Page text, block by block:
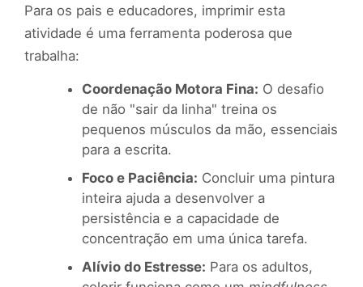
Para os pais e educadores, imprimir esta
atividade é uma ferramenta poderosa que
trabalha:
Coordenação Motora Fina: O desafio
de não "sair da linha" treina os
pequenos músculos da mão, essenciais
para a escrita.
Foco e Paciência: Concluir uma pintura
inteira ajuda a desenvolver a
persistência e a capacidade de
concentração em uma única tarefa.
Alívio do Estresse: Para os adultos,